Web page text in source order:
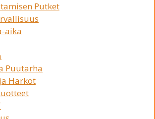
Putket
aika
Puutarha
Harkot